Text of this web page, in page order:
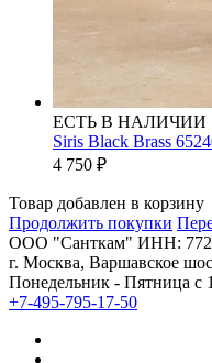
ЕСТЬ В НАЛИЧИИ
Siris Black Brass
4 750 ₽
Товар добавлен в корзину
Продолжить покупки
ООО "Санткам" ИНН:
г. Москва, Варшавское
Понедельник - Пятница с
+7-495-795-17-50